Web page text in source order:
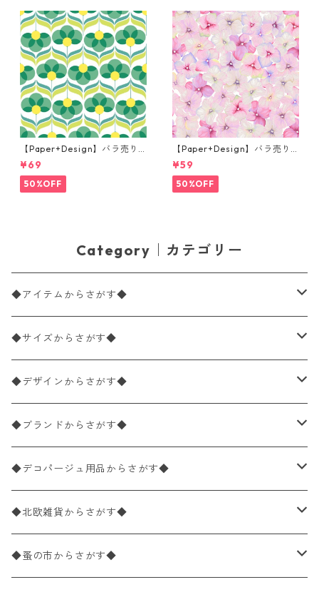
【Paper+Design】バラ売り2
枚 ランチサイズ ペーパーナプ
キン Geo Flowers グリーン
¥69
50%OFF
【Paper+Design】バラ売り2
枚 カクテルサイズ ペーパーナ
プキン Small blossoms ピン
ク
¥59
50%OFF
Category｜カテゴリー
◆アイテムからさがす◆
ペーパーナプキン2枚バラ売り
ペーパーナプキン1枚バラ売り
ペーパーナプキン20枚入りパック
ペーパーナプキン10枚入りパック
ライスペーパー
ペーパーリネンナプキン
◆サイズからさがす◆
33×33cm（ランチサイズ）
バラ売り
パック売り
25×25cm（カクテルサイズ）
バラ売り
パック売り
40×40cm（ディナーサイズ）
バラ売り
パック売り
21×21cm（ポケットサイズ）
バラ売り
33cm（ラウンド）
◆デザインからさがす◆
花柄
植物・グリーン柄
動物・鳥・昆虫・蝶柄
海・魚柄
◆ブランドからさがす◆
ドイツ製 IHR/イア
ランチサイズ
カクテルサイズ
ドイツ製 Ambiente/アンビエンテ
ランチサイズ
ドイツ製 Paperproducts Design
◆デコパージュ用品からさがす◆
デコパージュ液
デコパージュ下地
◆北欧雑貨からさがす◆
シリコンモールド
◆蚤の市からさがす◆